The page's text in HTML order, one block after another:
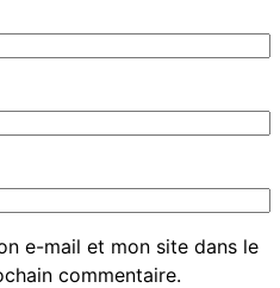
e-mail et mon site dans le
commentaire.